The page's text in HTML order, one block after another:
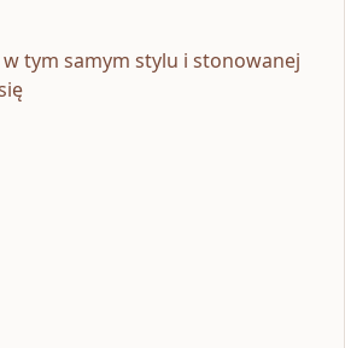
tym samym stylu i stonowanej